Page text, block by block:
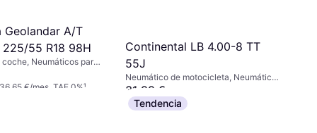
Geolandar A/T
225/55 R18 98H
Neumáticos para
No, Vehículo
Perfil 55 %, Índice
(210 km/h)
€/mes. TAE 0%¹
Continental LB 4.00-8 TT
55J
Neumático de motocicleta, Neumáticos
de verano, Neumáticos para todas las
estaciones, No, Índice de Velocidad J
(100 km/h)
31,99 €
O 3 pagos de 10,66 €/mes. TAE 0%
Tendencia